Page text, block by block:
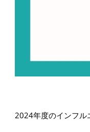
2024年度のインフル